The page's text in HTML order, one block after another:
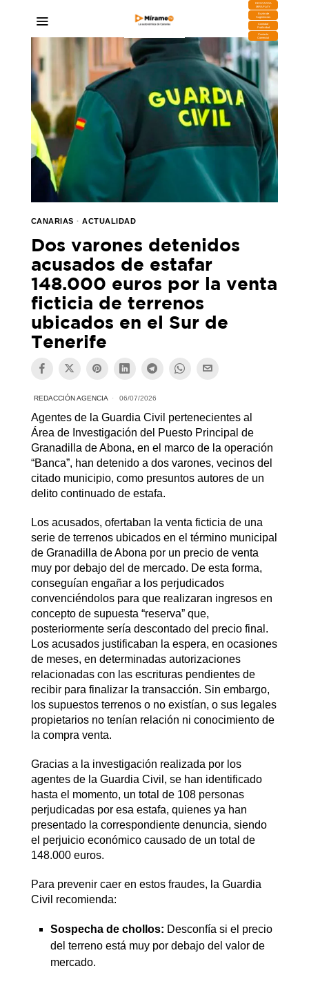
DESCARGA
MIRAPLAY
Buzón de
Sugerencias
Contratar
Publicidad
Contacto
Comercial
CANARIAS · ACTUALIDAD
Dos varones detenidos
acusados de estafar
148.000 euros por la venta
ficticia de terrenos
ubicados en el Sur de
Tenerife
REDACCIÓN AGENCIA 06/07/2026
Agentes de la Guardia Civil pertenecientes al
Área de Investigación del Puesto Principal de
Granadilla de Abona, en el marco de la operación
“Banca”, han detenido a dos varones, vecinos del
citado municipio, como presuntos autores de un
delito continuado de estafa.
Los acusados, ofertaban la venta ficticia de una
serie de terrenos ubicados en el término municipal
de Granadilla de Abona por un precio de venta
muy por debajo del de mercado. De esta forma,
conseguían engañar a los perjudicados
convenciéndolos para que realizaran ingresos en
concepto de supuesta “reserva” que,
posteriormente sería descontado del precio final.
Los acusados justificaban la espera, en ocasiones
de meses, en determinadas autorizaciones
relacionadas con las escrituras pendientes de
recibir para finalizar la transacción. Sin embargo,
los supuestos terrenos o no existían, o sus legales
propietarios no tenían relación ni conocimiento de
la compra venta.
Gracias a la investigación realizada por los
agentes de la Guardia Civil, se han identificado
hasta el momento, un total de 108 personas
perjudicadas por esa estafa, quienes ya han
presentado la correspondiente denuncia, siendo
el perjuicio económico causado de un total de
148.000 euros.
Para prevenir caer en estos fraudes, la Guardia
Civil recomienda:
Sospecha de chollos: Desconfía si el precio
del terreno está muy por debajo del valor de
mercado.